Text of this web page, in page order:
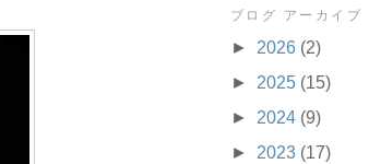
ブログ アーカイブ
► 2026 (2)
► 2025 (15)
► 2024 (9)
► 2023 (17)